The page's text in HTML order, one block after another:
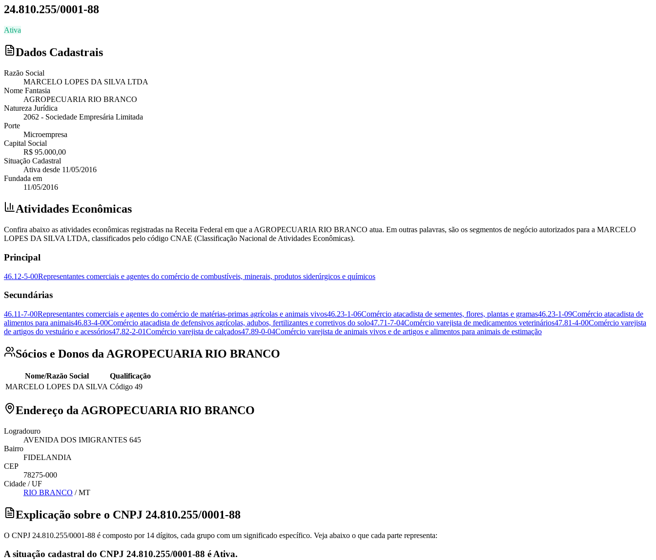
24.810.255/0001-88
Ativa
Dados Cadastrais
Razão Social
MARCELO LOPES DA SILVA LTDA
Nome Fantasia
AGROPECUARIA RIO BRANCO
Natureza Jurídica
2062 - Sociedade Empresária Limitada
Porte
Microempresa
Capital Social
R$ 95.000,00
Situação Cadastral
Ativa desde 11/05/2016
Fundada em
11/05/2016
Atividades Econômicas
Confira abaixo as atividades econômicas registradas na Receita Federal em que a AGROPECUARIA RIO BRANCO atua. Em outras palavras, são os segmentos de negócio autorizados para a MARCELO
LOPES DA SILVA LTDA, classificados pelo código CNAE (Classificação Nacional de Atividades Econômicas).
Principal
46.12-5-00Representantes comerciais e agentes do comércio de combustíveis, minerais, produtos siderúrgicos e químicos
Secundárias
46.11-7-00Representantes comerciais e agentes do comércio de matérias-primas agrícolas e animais vivos46.23-1-06Comércio atacadista de sementes, flores, plantas e gramas46.23-1-09Comércio atacadista de
alimentos para animais46.83-4-00Comércio atacadista de defensivos agrícolas, adubos, fertilizantes e corretivos do solo47.71-7-04Comércio varejista de medicamentos veterinários47.81-4-00Comércio varejista
de artigos do vestuário e acessórios47.82-2-01Comércio varejista de calçados47.89-0-04Comércio varejista de animais vivos e de artigos e alimentos para animais de estimação
Sócios e Donos da AGROPECUARIA RIO BRANCO
Nome/Razão Social
Qualificação
MARCELO LOPES DA SILVA Código 49
Endereço da AGROPECUARIA RIO BRANCO
Logradouro
AVENIDA DOS IMIGRANTES 645
Bairro
FIDELANDIA
CEP
78275-000
Cidade / UF
RIO BRANCO /MT
Explicação sobre o CNPJ 24.810.255/0001-88
O CNPJ 24.810.255/0001-88 é composto por 14 dígitos, cada grupo com um significado específico. Veja abaixo o que cada parte representa:
A situação cadastral do CNPJ 24.810.255/0001-88 é Ativa.